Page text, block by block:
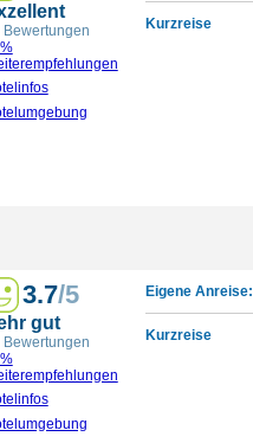
Bewertungen
Kurzreise
3.7/5
gut
Bewertungen
Eigene Anreise:
Kurzreise